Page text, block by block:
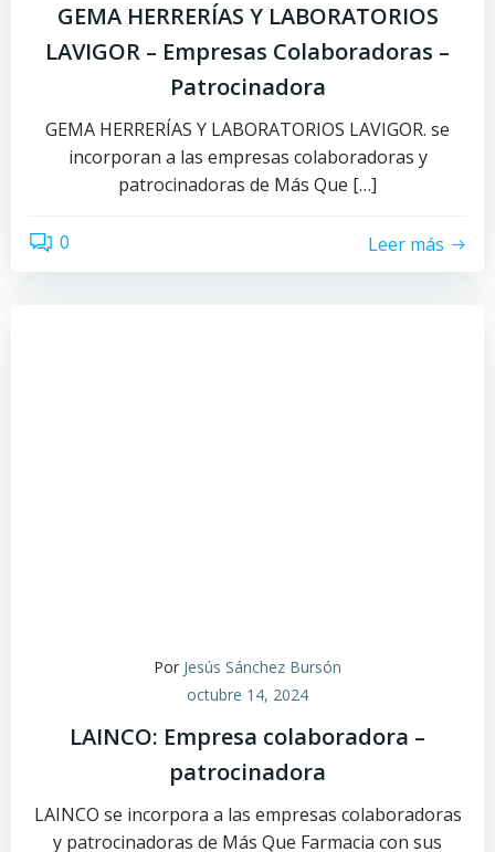
GEMA HERRERÍAS Y LABORATORIOS
LAVIGOR – Empresas Colaboradoras –
Patrocinadora
GEMA HERRERÍAS Y LABORATORIOS LAVIGOR. se
incorporan a las empresas colaboradoras y
patrocinadoras de Más Que […]
0 Leer más
Por Jesús Sánchez Bursón
octubre 14, 2024
LAINCO: Empresa colaboradora –
patrocinadora
LAINCO se incorpora a las empresas colaboradoras
y patrocinadoras de Más Que Farmacia con sus